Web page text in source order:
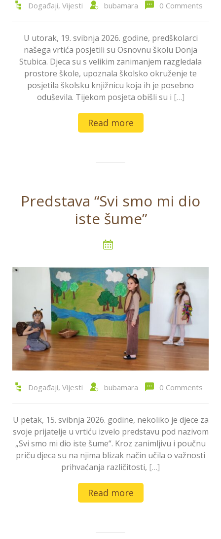
Događaji, Vijesti bubamara 0 Comments
U utorak, 19. svibnja 2026. godine, predškolarci
našega vrtića posjetili su Osnovnu školu Donja
Stubica. Djeca su s velikim zanimanjem razgledala
prostore škole, upoznala školsko okruženje te
posjetila školsku knjižnicu koja ih je posebno
oduševila. Tijekom posjeta obišli su i […]
Read more
Predstava “Svi smo mi dio
iste šume”
Događaji, Vijesti bubamara 0 Comments
U petak, 15. svibnja 2026. godine, nekoliko je djece za
svoje prijatelje u vrtiću izvelo predstavu pod nazivom
„Svi smo mi dio iste šume“. Kroz zanimljivu i poučnu
priču djeca su na njima blizak način učila o važnosti
prihvaćanja različitosti, […]
Read more